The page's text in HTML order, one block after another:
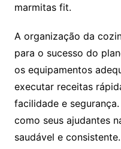
marmitas fit.
A organização da
para o sucesso do
os equipamentos
executar receitas
facilidade e
como seus ajudantes
saudável e